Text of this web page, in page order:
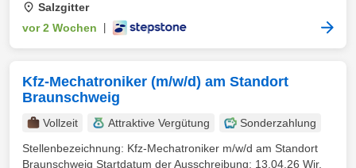
Salzgitter
vor 2 Wochen
Kfz-Mechatroniker (m/w/d) am Standort
Braunschweig
Vollzeit Attraktive Vergütung
Sonderzahlung
Stellenbezeichnung: Kfz-Mechatroniker m/w/d am Standort
Braunschweig Startdatum der Ausschreibung: 13.04.26 Wir,